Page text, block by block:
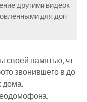
другими видеок
для доп
своей памятью, чт
звонившего в до
дома.